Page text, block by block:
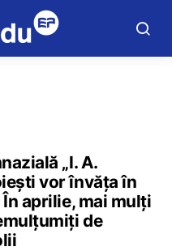
„I. A.
vor învăța în
aprilie, mai mulți
de